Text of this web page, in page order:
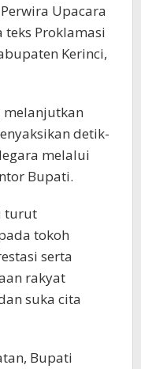
Upacara
teks Proklamasi
Kerinci,
melanjutkan
detik-
melalui
Bupati.
turut
tokoh
serta
rakyat
suka cita
Bupati